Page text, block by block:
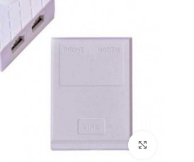
برای بزرگنمایی کلیک کنید